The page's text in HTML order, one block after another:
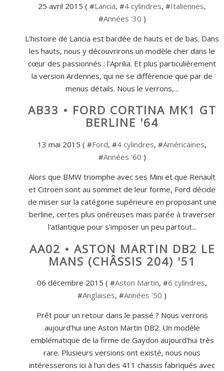
25 avril 2015 ( #Lancia, #4 cylindres, #Italiennes,
#Années '30 )
L'histoire de Lancia est bardée de hauts et de bas. Dans
les hauts, nous y découvrirons un modèle cher dans le
cœur des passionnés : l'Aprilia. Et plus particulièrement
la version Ardennes, qui ne se différencie que par de
menus détails. Nous le verrons,...
AB33 • FORD CORTINA MK1 GT
BERLINE '64
13 mai 2015 ( #Ford, #4 cylindres, #Américaines,
#Années '60 )
Alors que BMW triomphe avec ses Mini et que Renault
et Citroën sont au sommet de leur forme, Ford décide
de miser sur la catégorie supérieure en proposant une
berline, certes plus onéreuses mais parée à traverser
l'atlantique pour s'imposer un peu partout...
AA02 • ASTON MARTIN DB2 LE
MANS (CHÂSSIS 204) '51
06 décembre 2015 ( #Aston Martin, #6 cylindres,
#Anglaises, #Années '50 )
Prêt pour un retour dans le passé ? Nous verrons
aujourd'hui une Aston Martin DB2. Un modèle
emblématique de la firme de Gaydon aujourd'hui très
rare. Plusieurs versions ont existé, nous nous
intéresserons ici à l'un des 411 chassis fabriqués avec